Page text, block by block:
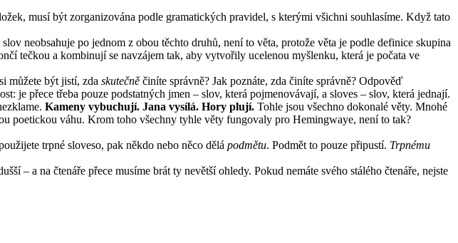
musí být zorganizována podle gramatických pravidel, s kterými všichni souhlasíme. Když tato
neobsahuje po jednom z obou těchto druhů, není to věta, protože věta je podle definice skupina
tečkou a kombinují se navzájem tak, aby vytvořily ucelenou myšlenku, která je počata ve
můžete být jistí, zda skutečně činíte správně? Jak poznáte, zda činíte správně? Odpověď
je přece třeba pouze podstatných jmen – slov, která pojmenovávají, a sloves – slov, která jednají.
Kameny vybuchují. Jana vysílá. Hory plují. Tohle jsou všechno dokonalé věty. Mnohé
poetickou váhu. Krom toho všechny tyhle věty fungovaly pro Hemingwaye, není to tak?
trpné sloveso, pak někdo nebo něco dělá podmětu. Podmět to pouze připustí. Trpnému
– a na čtenáře přece musíme brát ty nevětší ohledy. Pokud nemáte svého stálého čtenáře, nejste